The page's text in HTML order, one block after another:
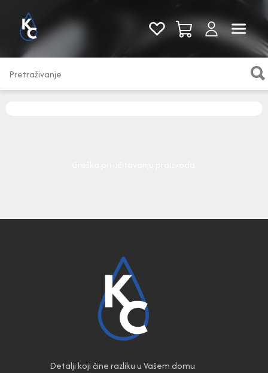
Pogledaj sve
Detalji koji čine razliku u Vašem domu.